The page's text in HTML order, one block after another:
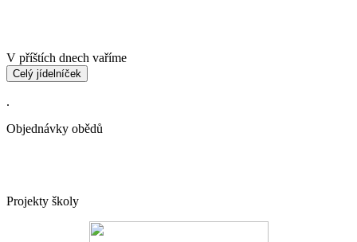
V příštích dnech vaříme
Celý jídelníček
.
Objednávky obědů
Projekty školy